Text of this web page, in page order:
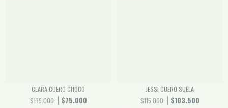
CLARA CUERO CHOCO
$179.000
$75.000
JESSI CUERO SUELA
$115.000
$103.500